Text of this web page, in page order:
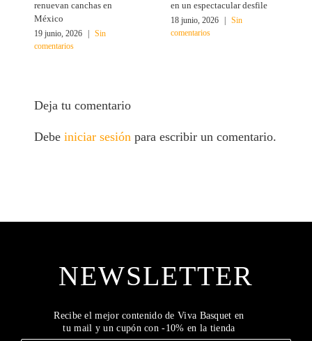
renuevan canchas en
México
19 junio, 2026
Sin
comentarios
en un espectacular desfile
18 junio, 2026
Sin
comentarios
Deja tu comentario
Debeiniciar sesiónpara escribir un comentario.
NEWSLETTER
Recibe el mejor contenido de Viva Basquet en
tu mail y un cupón con -10% en la tienda